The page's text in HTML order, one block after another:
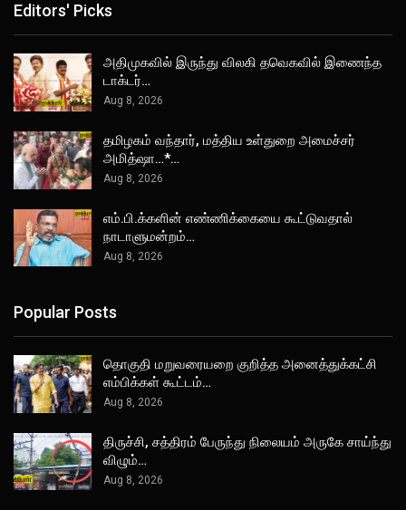
Editors' Picks
அதிமுகவில் இருந்து விலகி தவெகவில் இணைந்த
டாக்டர்…
Aug 8, 2026
தமிழகம் வந்தார், மத்திய உள்துறை அமைச்சர்
அமித்ஷா…*…
Aug 8, 2026
எம்.பி.க்களின் எண்ணிக்கையை கூட்டுவதால்
நாடாளுமன்றம்…
Aug 8, 2026
Popular Posts
தொகுதி மறுவரையறை குறித்த அனைத்துக்கட்சி
எம்பிக்கள் கூட்டம்…
Aug 8, 2026
திருச்சி, சத்திரம் பேருந்து நிலையம் அருகே சாய்ந்து
விழும்…
Aug 8, 2026